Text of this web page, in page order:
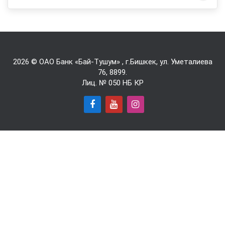
2026 © ОАО Банк «Бай-Tушум» , г.Бишкек, ул. Уметалиева
76, 8899.
Лиц. № 050 НБ КР